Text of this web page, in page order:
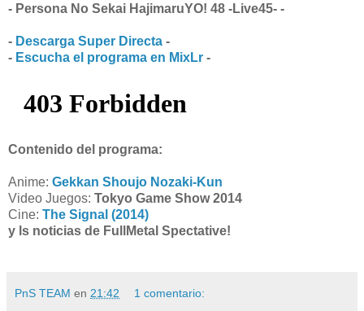
- Persona No Sekai HajimaruYO! 48 -Live45- -
- Descarga Super Directa -
- Escucha el programa en MixLr -
Contenido del programa:
Anime: Gekkan Shoujo Nozaki-Kun
Video Juegos: Tokyo Game Show 2014
Cine: The Signal (2014)
y ls noticias de FullMetal Spectative!
PnS TEAM en 21:42 1 comentario: